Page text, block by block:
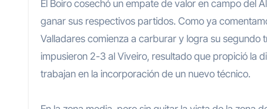
El Boiro cosechó un empate de valor en campo del
ganar sus respectivos partidos. Como ya
Valladares comienza a carburar y logra su
impusieron 2-3 al Viveiro, resultado que propició la
trabajan en la incorporación de un nuevo técnico.